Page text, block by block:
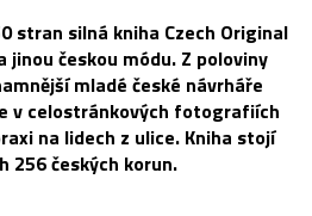
stran silná kniha Czech Original
jinou českou módu. Z poloviny
mladé české návrháře
v celostránkových fotografiích
na lidech z ulice. Kniha stojí
256 českých korun.